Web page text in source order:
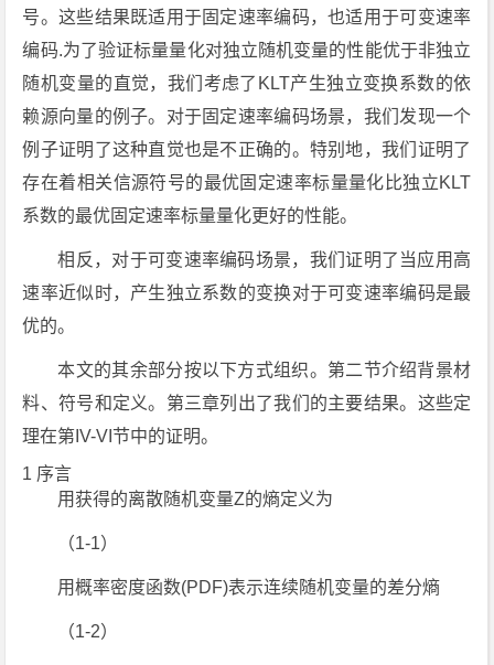
号。这些结果既适用于固定速率编码，也适用于可变速率
编码.为了验证标量量化对独立随机变量的性能优于非独立
随机变量的直觉，我们考虑了KLT产生独立变换系数的依
赖源向量的例子。对于固定速率编码场景，我们发现一个
例子证明了这种直觉也是不正确的。特别地，我们证明了
存在着相关信源符号的最优固定速率标量量化比独立KLT
系数的最优固定速率标量量化更好的性能。
相反，对于可变速率编码场景，我们证明了当应用高
速率近似时，产生独立系数的变换对于可变速率编码是最
优的。
本文的其余部分按以下方式组织。第二节介绍背景材
料、符号和定义。第三章列出了我们的主要结果。这些定
理在第IV-VI节中的证明。
1 序言
用获得的离散随机变量Z的熵定义为
（1-1）
用概率密度函数(PDF)表示连续随机变量的差分熵
（1-2）